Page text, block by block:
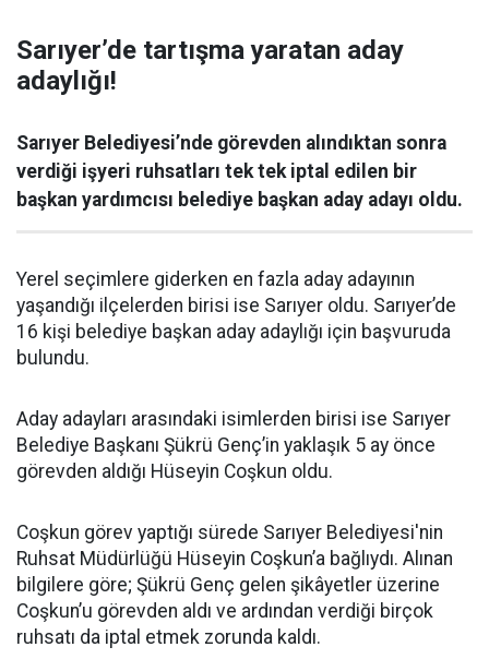
Sarıyer’de tartışma yaratan aday
adaylığı!
Sarıyer Belediyesi’nde görevden alındıktan sonra
verdiği işyeri ruhsatları tek tek iptal edilen bir
başkan yardımcısı belediye başkan aday adayı oldu.
Yerel seçimlere giderken en fazla aday adayının
yaşandığı ilçelerden birisi ise Sarıyer oldu. Sarıyer’de
16 kişi belediye başkan aday adaylığı için başvuruda
bulundu.
Aday adayları arasındaki isimlerden birisi ise Sarıyer
Belediye Başkanı Şükrü Genç’in yaklaşık 5 ay önce
görevden aldığı Hüseyin Coşkun oldu.
Coşkun görev yaptığı sürede Sarıyer Belediyesi'nin
Ruhsat Müdürlüğü Hüseyin Coşkun’a bağlıydı. Alınan
bilgilere göre; Şükrü Genç gelen şikâyetler üzerine
Coşkun’u görevden aldı ve ardından verdiği birçok
ruhsatı da iptal etmek zorunda kaldı.